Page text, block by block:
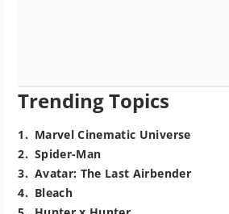
Trending Topics
1. Marvel Cinematic Universe
2. Spider-Man
3. Avatar: The Last Airbender
4. Bleach